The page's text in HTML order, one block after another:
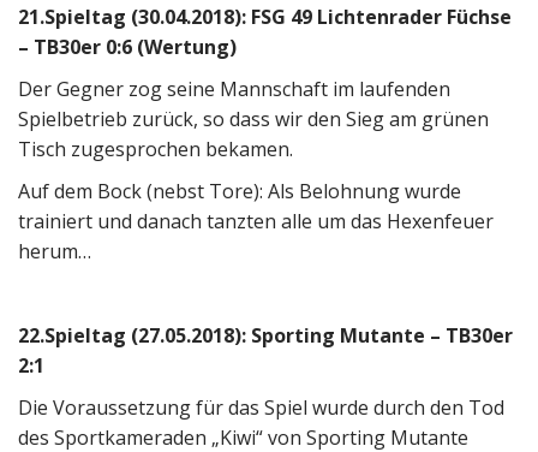
21.Spieltag (30.04.2018): FSG 49 Lichtenrader Füchse
– TB30er 0:6 (Wertung)
Der Gegner zog seine Mannschaft im laufenden
Spielbetrieb zurück, so dass wir den Sieg am grünen
Tisch zugesprochen bekamen.
Auf dem Bock (nebst Tore): Als Belohnung wurde
trainiert und danach tanzten alle um das Hexenfeuer
herum…
22.Spieltag (27.05.2018): Sporting Mutante – TB30er
2:1
Die Voraussetzung für das Spiel wurde durch den Tod
des Sportkameraden „Kiwi“ von Sporting Mutante